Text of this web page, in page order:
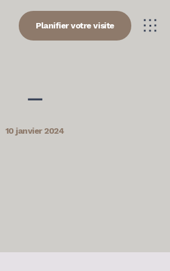
Planifier votre visite
—
10 janvier 2024